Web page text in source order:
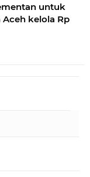
untuk
kelola Rp